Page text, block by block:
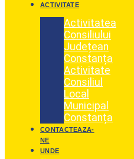
ACTIVITATE
Activitatea
Consiliului
Județean
Constanța
Activitate
Consiliul
Local
Municipal
Constanța
CONTACTEAZA-
NE
UNDE